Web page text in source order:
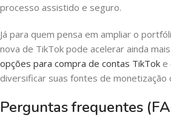
processo assistido e seguro.
Já para quem pensa em ampliar o
nova de TikTok pode acelerar ainda
opções para compra de contas TikTok e
diversificar suas fontes de monetização
Perguntas frequentes